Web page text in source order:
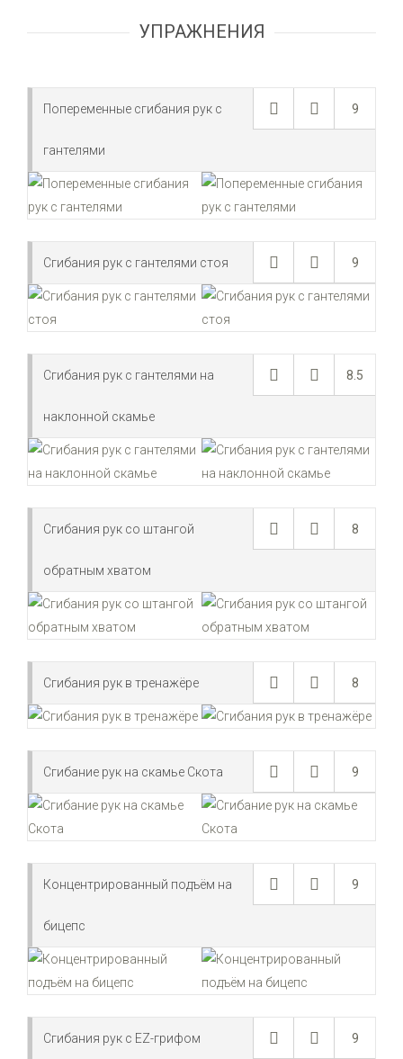
УПРАЖНЕНИЯ
9
Попеременные сгибания рук с
гантелями
9
Сгибания рук с гантелями стоя
8.5
Сгибания рук с гантелями на
наклонной скамье
8
Сгибания рук со штангой
обратным хватом
8
Сгибания рук в тренажёре
9
Сгибание рук на скамье Скота
9
Концентрированный подъём на
бицепс
9
Сгибания рук с EZ-грифом